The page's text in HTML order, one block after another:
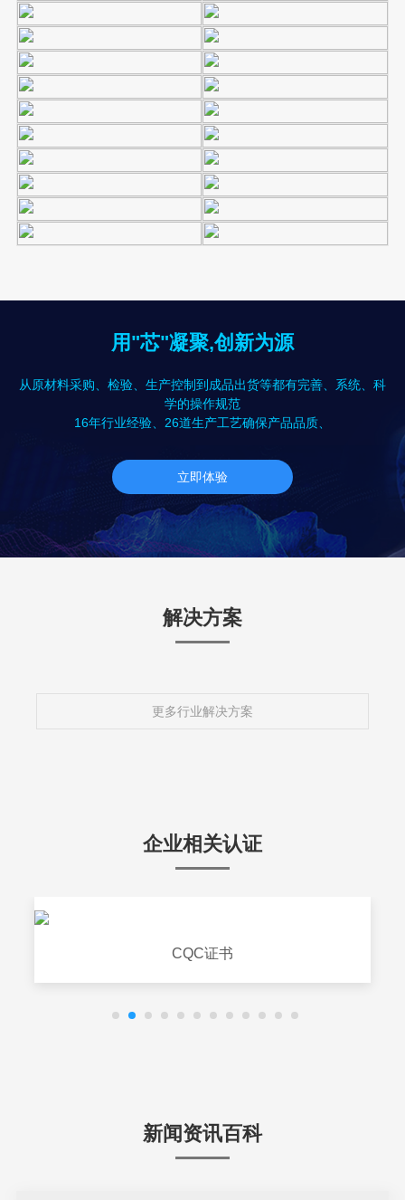
用"芯"凝聚,创新为源
从原材料采购、检验、生产控制到成品出货等都有完善、系统、科
学的操作规范
16年行业经验、26道生产工艺确保产品品质、
立即体验
解决方案
更多行业解决方案
企业相关认证
CQC证书
新闻资讯百科